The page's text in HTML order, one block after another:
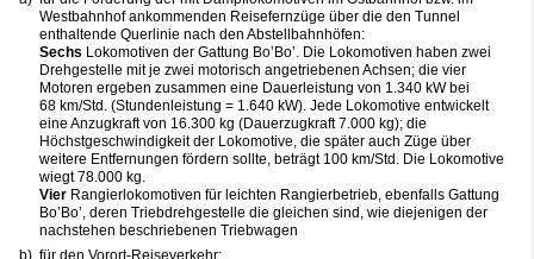
Westbahnhof ankommenden Reisefernzüge über die den Tunnel
enthaltende Querlinie nach den Abstellbahnhöfen:
Sechs Lokomotiven der Gattung Bo’Bo’. Die Lokomotiven haben zwei
Drehgestelle mit je zwei motorisch angetriebenen Achsen; die vier
Motoren ergeben zusammen eine Dauerleistung von 1.340 kW bei
68 km/Std. (Stundenleistung = 1.640 kW). Jede Lokomotive entwickelt
eine Anzugkraft von 16.300 kg (Dauerzugkraft 7.000 kg); die
Höchstgeschwindigkeit der Lokomotive, die später auch Züge über
weitere Entfernungen fördern sollte, beträgt 100 km/Std. Die Lokomotive
wiegt 78.000 kg.
Vier Rangierlokomotiven für leichten Rangierbetrieb, ebenfalls Gattung
Bo’Bo’, deren Triebdrehgestelle die gleichen sind, wie diejenigen der
nachstehen beschriebenen Triebwagen